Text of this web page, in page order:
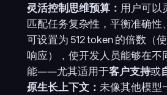
灵活控制思维预算： 用户可以
匹配任务复杂性，平衡准确
可设置为 512 token 的倍数（
响应），使开发人员能够在不
能——尤其适用于客户支持或
原生长上下文： 未像其他模型